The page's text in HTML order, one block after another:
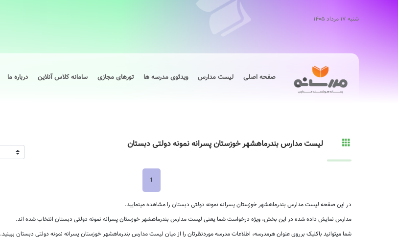
شنبه ۱۷ مرداد ۱۴۰۵
صفحه اصلی لیست مدارس ویدئوی مدرسه ها تورهای مجازی سامانه کلاس آنلاین درباره ما
لیست مدارس بندرماهشهر خوزستان پسرانه نمونه دولتی دبستان
1
در این صفحه لیست مدارس بندرماهشهر خوزستان پسرانه نمونه دولتی دبستان را مشاهده مینمایید.
مدارس نمایش داده شده در این بخش، ویژه درخواست شما یعنی لیست مدارس بندرماهشهر خوزستان پسرانه نمونه دولتی دبستان انتخاب شده اند.
شما میتوانید باکلیک برروی عنوان هرمدرسه، اطلاعات مدرسه موردنظرتان را از میان لیست مدارس بندرماهشهر خوزستان پسرانه نمونه دولتی دبستان ببینید.